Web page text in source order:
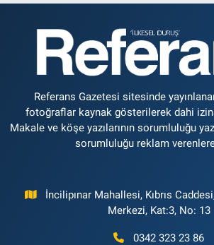
Referans Gazetesi sitesinde
fotoğraflar kaynak gösterilerek dahi
Makale ve köşe yazılarının sorumluluğu
sorumluluğu reklam
İncilipınar Mahallesi, Kıbrıs
Merkezi, Kat:3, No: 13
0342 323 23 86